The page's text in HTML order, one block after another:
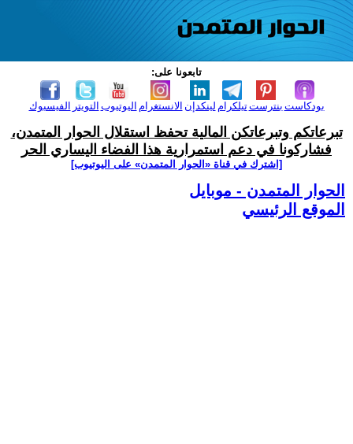
تابعونا على:
الفيسبوك التويتر اليوتيوب الانستغرام لينكدإن تيلكرامبنترست بودكاست
تبرعاتكم وتبرعاتكن المالية تحفظ استقلال الحوار المتمدن،
فشاركونا في دعم استمرارية هذا الفضاء اليساري الحر
[اشترك في قناة ‫«الحوار المتمدن» على اليوتيوب]
الحوار المتمدن - موبايل
الموقع الرئيسي